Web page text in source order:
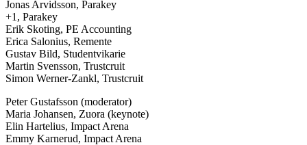
Jonas Arvidsson, Parakey
+1, Parakey
Erik Skoting, PE Accounting
Erica Salonius, Remente
Gustav Bild, Studentvikarie
Martin Svensson, Trustcruit
Simon Werner-Zankl, Trustcruit
Peter Gustafsson (moderator)
Maria Johansen, Zuora (keynote)
Elin Hartelius, Impact Arena
Emmy Karnerud, Impact Arena